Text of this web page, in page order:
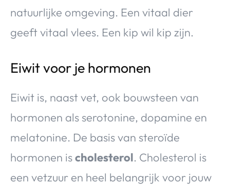
natuurlijke omgeving. Een vitaal dier
geeft vitaal vlees. Een kip wil kip zijn.
Eiwit voor je hormonen
Eiwit is, naast vet, ook bouwsteen van
hormonen als serotonine, dopamine en
melatonine. De basis van steroïde
hormonen ischolesterol. Cholesterol is
een vetzuur en heel belangrijk voor jouw